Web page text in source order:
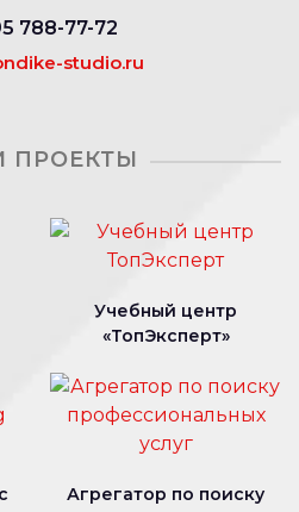
788-77-72
studio.ru
ПРОЕКТЫ
Учебный центр
«ТопЭксперт»
Агрегатор по поиску